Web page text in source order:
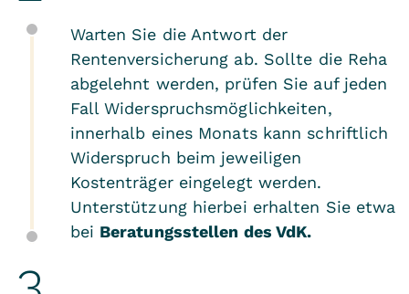
Rehabilitations-Prozess beobachten
und Sie anschließend nahtlos weiter
betreuen.
Auch im Falle einer stufenweisen,
beruflichen Wiedereingliederung kann
die Nähe zu Ihrem Arbeitsplatz
vorteilhaft sein.
Darüber hinaus hat sich gezeigt, dass
das private Umfeld am Wohnort mit
seinen sozialen Kontakten und
Warten Sie die Antwort der
Rentenversicherung ab. Sollte die Reha
abgelehnt werden, prüfen Sie auf jeden
Fall Widerspruchsmöglichkeiten,
innerhalb eines Monats kann schriftlich
Widerspruch beim jeweiligen
Kostenträger eingelegt werden.
Unterstützung hierbei erhalten Sie etwa
bei Beratungsstellen des VdK.